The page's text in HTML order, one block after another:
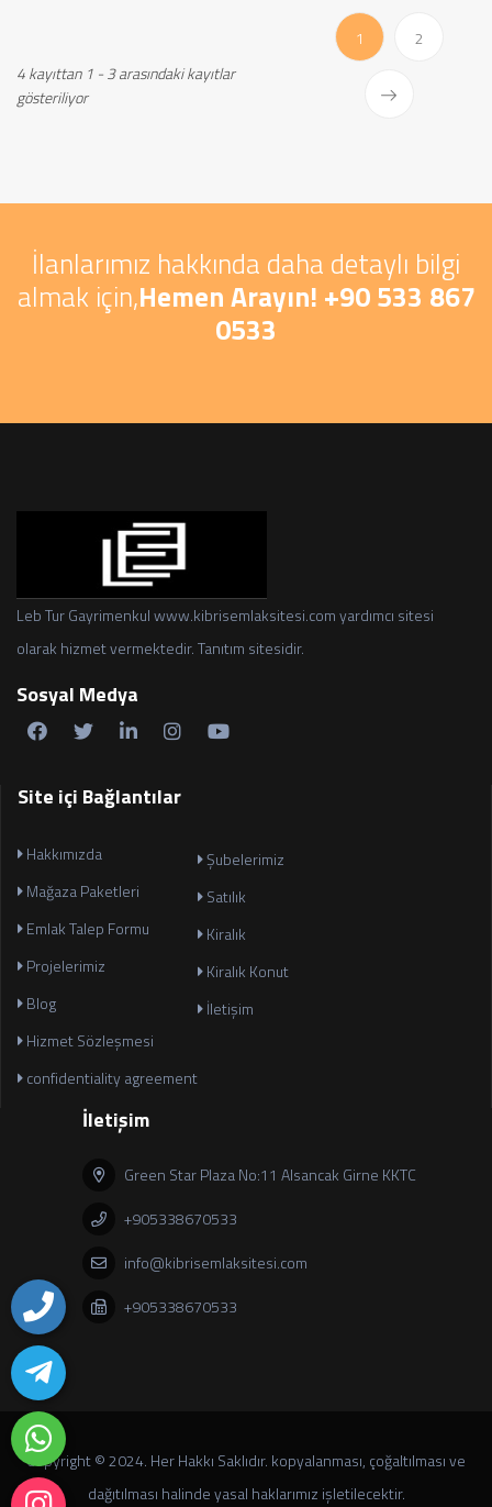
4 kayıttan 1 - 3 arasındaki kayıtlar
gösteriliyor
1 (current)2
İlanlarımız hakkında daha detaylı bilgi
almak için,Hemen Arayın! +90 533 867
0533
Leb Tur Gayrimenkul www.kibrisemlaksitesi.com yardımcı sitesi
olarak hizmet vermektedir. Tanıtım sitesidir.
Sosyal Medya
Site içi Bağlantılar
Hakkımızda
Mağaza Paketleri
Emlak Talep Formu
Projelerimiz
Blog
Hizmet Sözleşmesi
confidentiality agreement
Şubelerimiz
Satılık
Kiralık
Kiralık Konut
İletişim
İletişim
Green Star Plaza No:11 Alsancak Girne KKTC
+905338670533
info@kibrisemlaksitesi.com
+905338670533
Copyright © 2024. Her Hakkı Saklıdır. kopyalanması, çoğaltılması ve
dağıtılması halinde yasal haklarımız işletilecektir.